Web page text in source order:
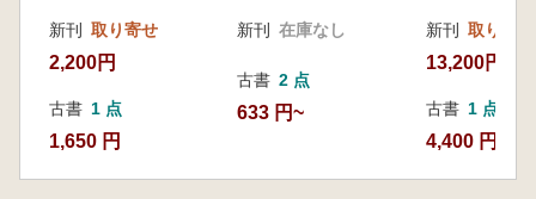
新刊 取り寄せ
2,200円
古書 1 点
1,650 円
新刊 在庫なし
古書 2 点
633 円~
新刊 取り寄せ
13,200円
古書 1 点
4,400 円